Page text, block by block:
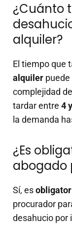
¿Cuánto
alquiler?
El tiempo que
alquiler
complejidad
tardar entre 4
la demanda
¿Es
abogado
Sí, es
procurador
desahucio por